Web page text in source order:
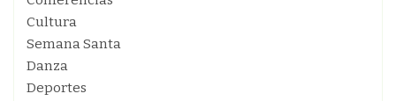
Cultura
Semana Santa
Danza
Deportes